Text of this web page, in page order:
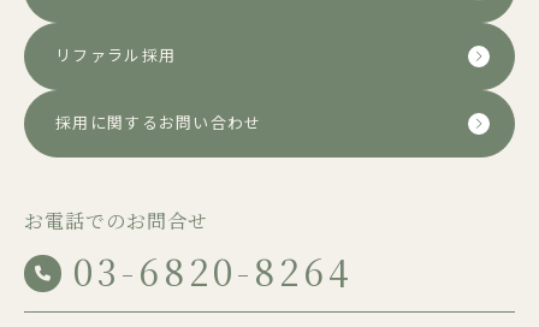
リファラル採用
採用に関するお問い合わせ
お電話でのお問合せ
03-6820-8264